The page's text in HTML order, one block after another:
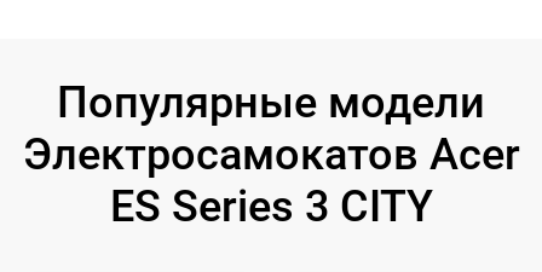
Популярные модели
Электросамокатов Acer
ES Series 3 CITY